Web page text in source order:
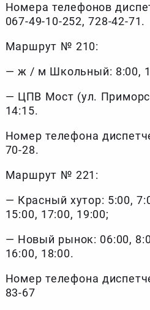
Номера телефонов
067-49-10-252, 728-42-71.
Маршрут № 210:
— ж / м Школьный: 8:00,
— ЦПВ Мост (ул.
14:15.
Номер телефона
70-28.
Маршрут № 221:
— Красный хутор: 5:00,
15:00, 17:00, 19:00;
— Новый рынок: 06:00,
16:00, 18:00.
Номер телефона
83-67